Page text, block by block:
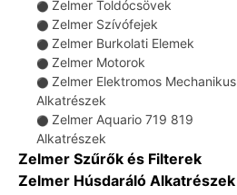
⚫ Zelmer Toldócsövek
⚫ Zelmer Szívófejek
⚫ Zelmer Burkolati Elemek
⚫ Zelmer Motorok
⚫ Zelmer Elektromos Mechanikus
Alkatrészek
⚫ Zelmer Aquario 719 819
Alkatrészek
Zelmer Szűrők és Filterek
Zelmer Húsdaráló Alkatrészek